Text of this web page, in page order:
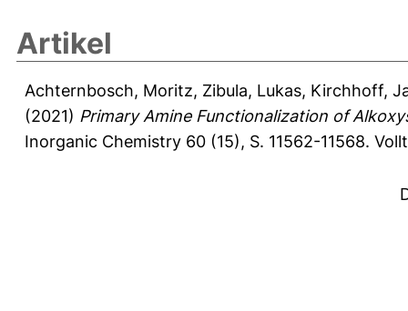
Artikel
Achternbosch, Moritz, Zibula, Lukas, Kirchhoff,
(2021) Primary Amine Functionalization of
Inorganic Chemistry 60 (15), S. 11562-11568.